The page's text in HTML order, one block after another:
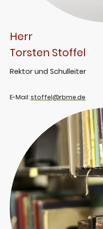
Herr
Torsten Stoffel
Rektor und Schulleiter
E-Mail: stoffel@rbme.de